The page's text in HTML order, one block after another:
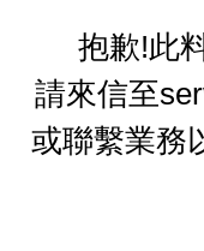
抱歉!此
請來信至
或聯繫業務